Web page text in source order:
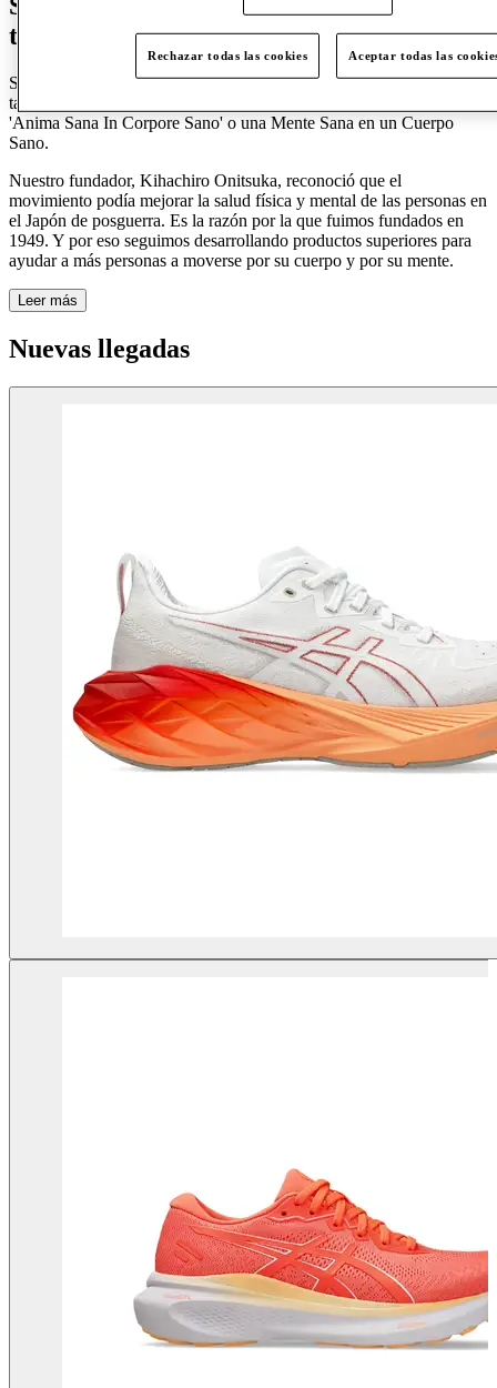
Somos ASICS. Y nuestras cinco letras
tienen significado.
Siempre
creído en los beneficios positivos del movimiento
tanto para el cuerpo como para la mente.
'Anima Sana In Corpore Sano' o una Mente Sana en un Cuerpo
Sano.
Nuestro fundador, Kihachiro Onitsuka, reconoció que el
movimiento podía mejorar la salud física y mental de las personas en
el Japón de posguerra. Es la razón por la que fuimos fundados en
1949. Y poreso seguimos desarrollando productos superiores para
ayudar a más personas a moverse por su cuerpo y por su mente.
Leer más
Nuevas llegadas
Rechazar todas las cookies Aceptar todas las